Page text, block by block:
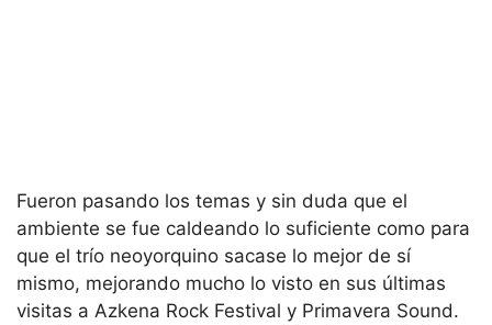
Fueron pasando los temas y sin duda que el
ambiente se fue caldeando lo suficiente como para
que el trío neoyorquino sacase lo mejor de sí
mismo, mejorando mucho lo visto en sus últimas
visitas a Azkena Rock Festival y Primavera Sound.